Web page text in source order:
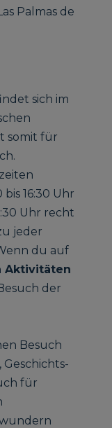
Palmas de
sich im
somit für
16:30 Uhr
Uhr recht
jeder
du auf
Aktivitäten
der
Besuch
für